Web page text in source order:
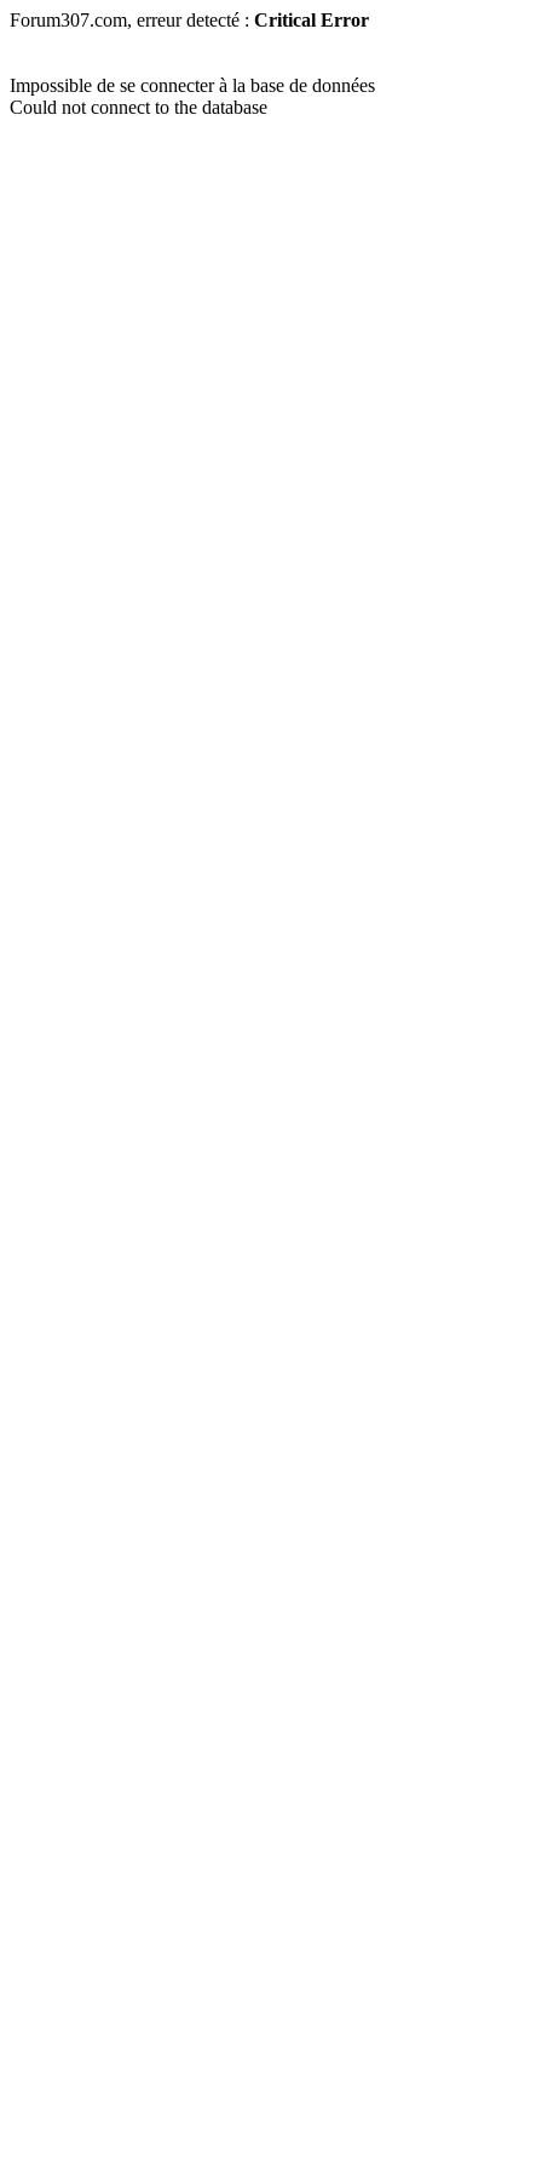
Forum307.com, erreur detecté : Critical Error
Impossible de se connecter à la base de données
Could not connect to the database